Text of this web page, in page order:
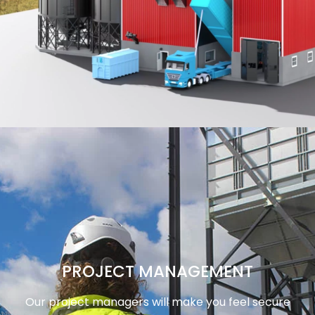
PROJECT MANAGEMENT
Our project managers will make you feel secure